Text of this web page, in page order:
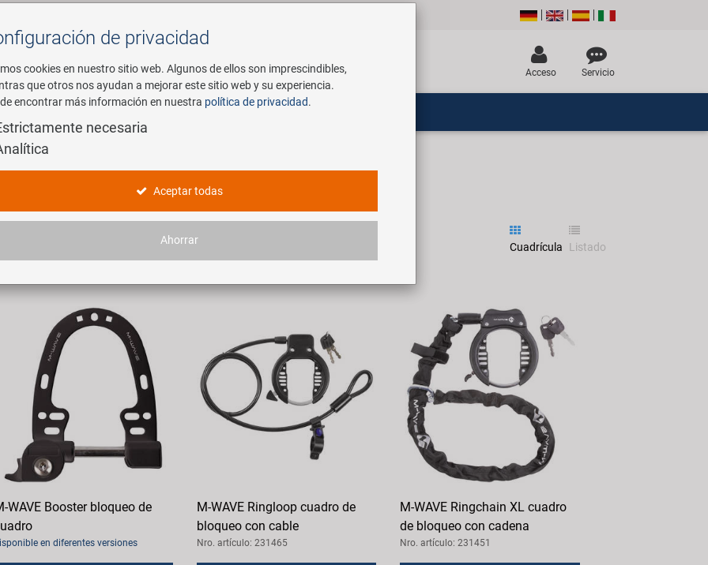
Buscar
Acceso Servicio
Servicio
Cuadrícula Listado
WAVE Booster bloqueo de
en diferentes versiones
M-WAVE Ringloop cuadro de
bloqueo con cable
Nro. artículo: 231465
M-WAVE Ringchain XL cuadro
de bloqueo con cadena
Nro. artículo: 231451
de privacidad
cookies en nuestro sitio web. Algunos de ellos son imprescindibles,
que otros nos ayudan a mejorar este sitio web y su experiencia.
encontrar más información en nuestra política de privacidad.
necesaria
Aceptar todas
Ahorrar